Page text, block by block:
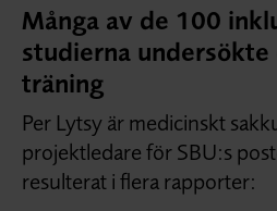
Många av de 100
studierna
träning
Per Lytsy är medicinskt
projektledare för SBU:s
resulterat i flera rapporter: